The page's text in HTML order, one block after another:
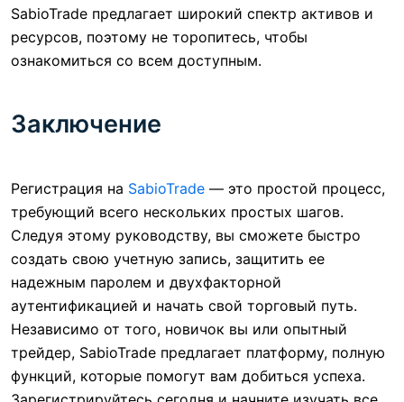
SabioTrade предлагает широкий спектр активов и
ресурсов, поэтому не торопитесь, чтобы
ознакомиться со всем доступным.
Заключение
Регистрация на SabioTrade — это простой процесс,
требующий всего нескольких простых шагов.
Следуя этому руководству, вы сможете быстро
создать свою учетную запись, защитить ее
надежным паролем и двухфакторной
аутентификацией и начать свой торговый путь.
Независимо от того, новичок вы или опытный
трейдер, SabioTrade предлагает платформу, полную
функций, которые помогут вам добиться успеха.